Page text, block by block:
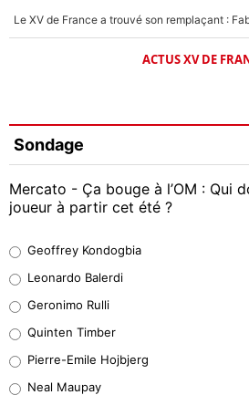
ACTUS XV DE
Sondage
Mercato - Ça bouge à l’OM : Qui
joueur à partir cet été ?
38%
32%
5%
Geoffrey Kondogbia
Leonardo Balerdi
Geronimo Rulli
Quinten Timber
Pierre-Emile Hojbjerg
Neal Maupay